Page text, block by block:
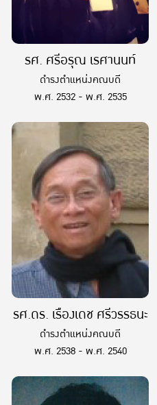
รศ. ศรีอรุณ เรศานนท์
ดำรงตำแหน่งคณบดี
พ.ศ. 2532 - พ.ศ. 2535
รศ.ดร. เรืองเดช ศรีวรรธนะ
ดำรงตำแหน่งคณบดี
พ.ศ. 2538 - พ.ศ. 2540